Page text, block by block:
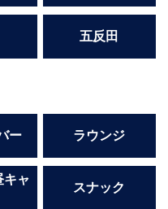
五反田
ー ラウンジ
キャ
スナック